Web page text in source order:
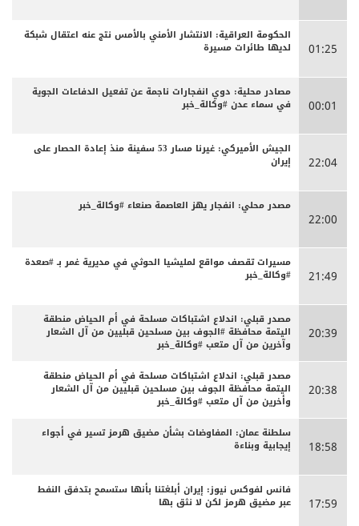
01:25
الحكومة العراقية: الانتشار الأمني بالأمس نتج عنه اعتقال شبكة
لديها طائرات مسيرة
00:01
مصادر محلية: دوي انفجارات ناجمة عن تفعيل الدفاعات الجوية
في سماء عدن #وكالة_خبر
22:04
الجيش الأميركي: غيرنا مسار 53 سفينة منذ إعادة الحصار على
إيران
22:00
مصدر محلي: انفجار يهز العاصمة صنعاء #وكالة_خبر
21:49
مسيرات تقصف مواقع لمليشيا الحوثي في مديرية غمر بـ #صعدة
#وكالة_خبر
20:39
مصدر قبلي: اندلاع اشتباكات مسلحة في أم الحياض منطقة
اليتمة محافظة #الجوف بين مسلحين قبليين من آل الشعار
وآخرين من آل متعب #وكالة_خبر
20:38
مصدر قبلي: اندلاع اشتباكات مسلحة في أم الحياض منطقة
اليتمة محافظة الجوف بين مسلحين قبليين من آل الشعار
وأخرين من آل متعب #وكالة_خبر
18:58
سلطنة عمان: المفاوضات بشأن مضيق هرمز تسير في أجواء
إيجابية وبناءة
17:59
فانس لفوكس نيوز: إيران أبلغتنا بأنها ستسمح بتدفق النفط
عبر مضيق هرمز لكن لا نثق بها